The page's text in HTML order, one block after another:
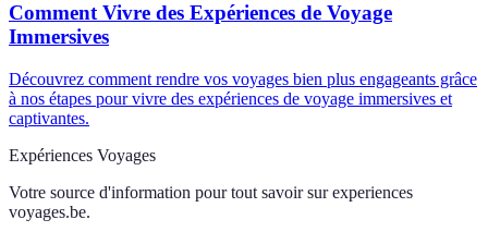
Comment Vivre des Expériences de Voyage
Immersives
Découvrez comment rendre vos voyages bien plus engageants grâce
à nos étapes pour vivre des expériences de voyage immersives et
captivantes.
Expériences Voyages
Votre source d'information pour tout savoir sur experiences
voyages.be.